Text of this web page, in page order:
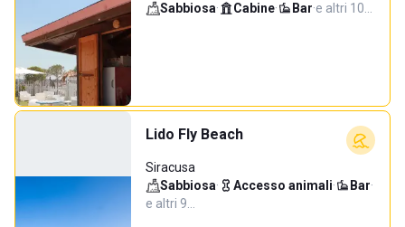
Sabbiosa· Cabine· Bar·e altri 10…
Lido Fly Beach
Siracusa
Sabbiosa· Accesso animali· Bar·
e altri 9…